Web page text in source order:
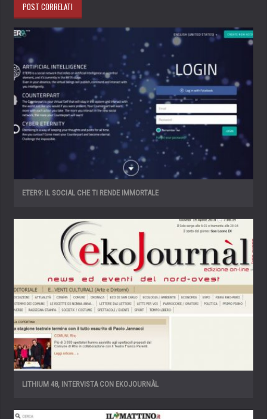
POST CORRELATI
ETER9: IL SOCIAL CHE TI RENDE IMMORTALE
LITHIUM 48, INTERVISTA CON EKOJOURNÀL